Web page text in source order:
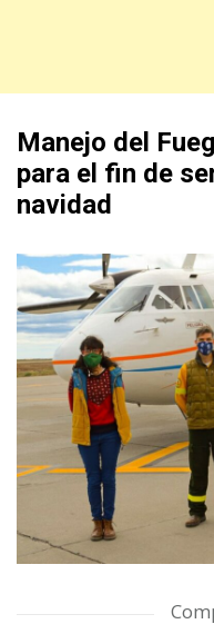
Manejo del
para el fin de
navidad